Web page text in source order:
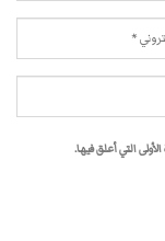
التي أعلق فيها.